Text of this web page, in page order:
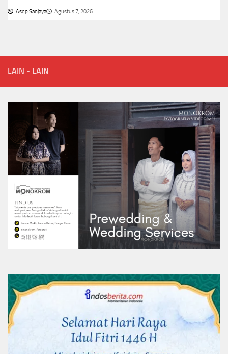
Asep Sanjaya Agustus 7, 2026
LAIN - LAIN